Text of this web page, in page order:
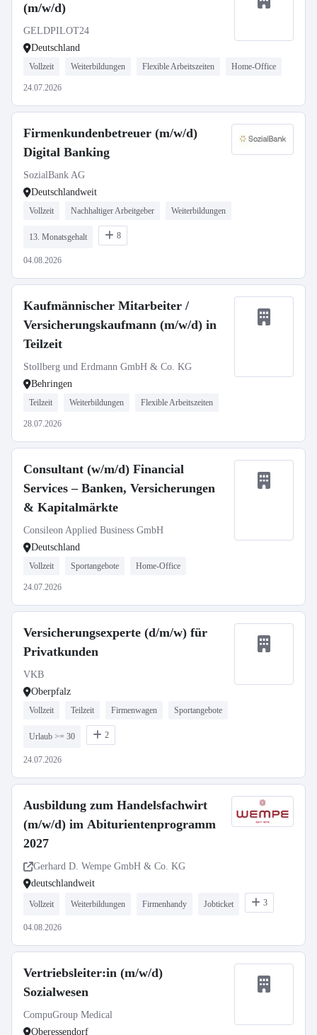
(m/w/d)
GELDPILOT24
Deutschland
Vollzeit Weiterbildungen Flexible Arbeitszeiten Home-Office
24.07.2026
Firmenkundenbetreuer (m/w/d)
Digital Banking
SozialBank AG
Deutschlandweit
Vollzeit Nachhaltiger Arbeitgeber Weiterbildungen
13. Monatsgehalt 8
04.08.2026
Kaufmännischer Mitarbeiter /
Versicherungskaufmann (m/w/d) in
Teilzeit
Stollberg und Erdmann GmbH & Co. KG
Behringen
Teilzeit Weiterbildungen Flexible Arbeitszeiten
28.07.2026
Consultant (w/m/d) Financial
Services – Banken, Versicherungen
& Kapitalmärkte
Consileon Applied Business GmbH
Deutschland
Vollzeit Sportangebote Home-Office
24.07.2026
Versicherungsexperte (d/m/w) für
Privatkunden
VKB
Oberpfalz
Vollzeit Teilzeit Firmenwagen Sportangebote
Urlaub >= 30 2
24.07.2026
Ausbildung zum Handelsfachwirt
(m/w/d) im Abiturientenprogramm
2027
Gerhard D. Wempe GmbH & Co. KG
deutschlandweit
Vollzeit Weiterbildungen Firmenhandy Jobticket 3
04.08.2026
Vertriebsleiter:in (m/w/d)
Sozialwesen
CompuGroup Medical
Oberessendorf